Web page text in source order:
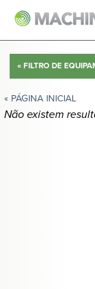
« FILTRO DE
« PÁGINA INICIAL
Não existem
NAVIGATION
Página Inicial